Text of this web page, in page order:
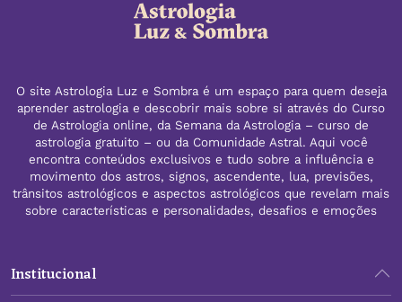
O site Astrologia Luz e Sombra é um espaço para quem deseja
aprender astrologia e descobrir mais sobre si através do Curso
de Astrologia online, da Semana da Astrologia – curso de
astrologia gratuito – ou da Comunidade Astral. Aqui você
encontra conteúdos exclusivos e tudo sobre a influência e
movimento dos astros, signos, ascendente, lua, previsões,
trânsitos astrológicos e aspectos astrológicos que revelam mais
sobre características e personalidades, desafios e emoções
Institucional